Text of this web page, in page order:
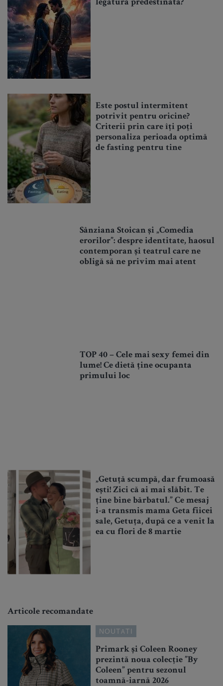
legătură predestinată?
Este postul intermitent
potrivit pentru oricine?
Criterii prin care îți poți
personaliza perioada optimă
de fasting pentru tine
Sânziana Stoican și „Comedia
erorilor”: despre identitate, haosul
contemporan și teatrul care ne
obligă să ne privim mai atent
TOP 40 – Cele mai sexy femei din
lume! Ce dietă ține ocupanta
primului loc
„Getuță scumpă, dar frumoasă
ești! Zici că ai mai slăbit. Te
ține bine bărbatul.” Ce mesaj
i-a transmis mama Geta fiicei
sale, Getuța, după ce a venit la
ea cu flori de 8 martie
Articole recomandate
NOUTATI
Primark și Coleen Rooney
prezintă noua colecție ”By
Coleen” pentru sezonul
toamnă-iarnă 2026